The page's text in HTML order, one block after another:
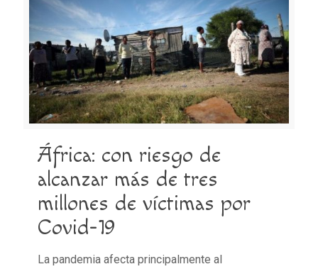
África: con riesgo de
alcanzar más de tres
millones de víctimas por
Covid-19
La pandemia afecta principalmente al